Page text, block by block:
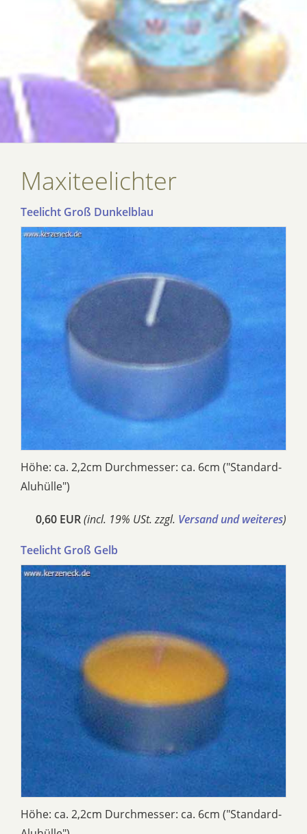
Maxiteelichter
Teelicht Groß Dunkelblau
Höhe: ca. 2,2cm Durchmesser: ca. 6cm ("Standard-
Aluhülle")
0,60 EUR(incl. 19% USt. zzgl. Versand und weiteres)
Teelicht Groß Gelb
Höhe: ca. 2,2cm Durchmesser: ca. 6cm ("Standard-